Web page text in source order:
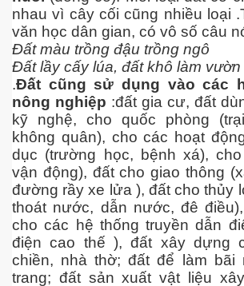
nhau vì cây cối cũng nhiều loại
văn học dân gian, có vô số câu
Đất màu trồng đậu trồng ngô
Đất lầy cấy lúa, đất khô làm vườn
.Đất cũng sử dụng vào các
nông nghiệp :đất gia cư, đất
kỹ nghệ, cho quốc phòng
không quân), cho các hoạt
dục (trường học, bệnh xá),
vận động), đất cho giao thông
đường rầy xe lửa ), đất cho thủy
thoát nước, dẫn nước, đê
cho các hệ thống truyền dẫn
điện cao thế ), đất xây dựng
chiền, nhà thờ; đất để làm bãi
trang; đất sản xuất vật liệu